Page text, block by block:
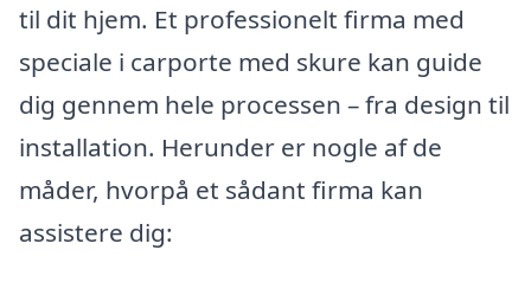
til dit hjem. Et professionelt firma med
speciale i carporte med skure kan guide
dig gennem hele processen – fra design til
installation. Herunder er nogle af de
måder, hvorpå et sådant firma kan
assistere dig: